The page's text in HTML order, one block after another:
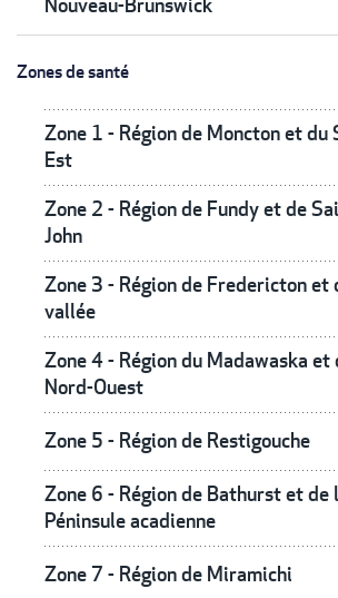
Zones de santé
Zone 1 - Région de Moncton et du
Est
Zone 2 - Région de Fundy et de
John
Zone 3 - Région de Fredericton et
vallée
Zone 4 - Région du Madawaska et
Nord-Ouest
Zone 5 - Région de Restigouche
Zone 6 - Région de Bathurst et de
Péninsule acadienne
Zone 7 - Région de Miramichi